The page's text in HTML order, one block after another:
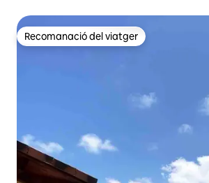
Recomanació del viatger
Recomanació del viatger